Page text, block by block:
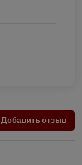
Добавить отзыв